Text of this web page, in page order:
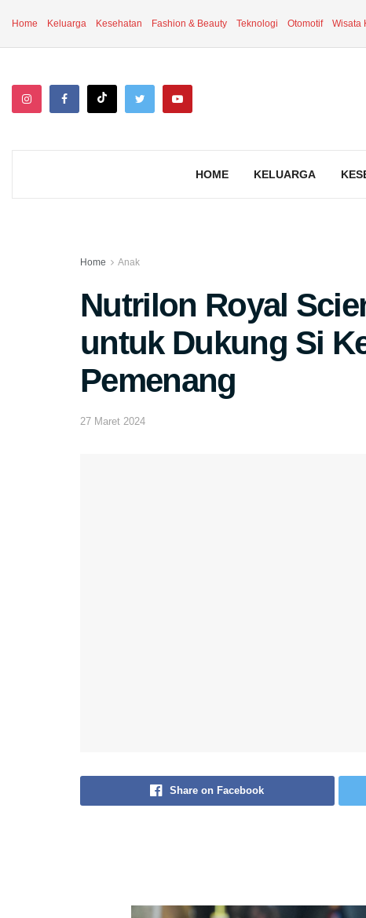
Home Keluarga Kesehatan Fashion & Beauty Teknologi Otomotif Wisata
HOME KELUARGA
Home Anak
Nutrilon Royal
untuk Dukung Si
Pemenang
27 Maret 2024
Share on Facebook